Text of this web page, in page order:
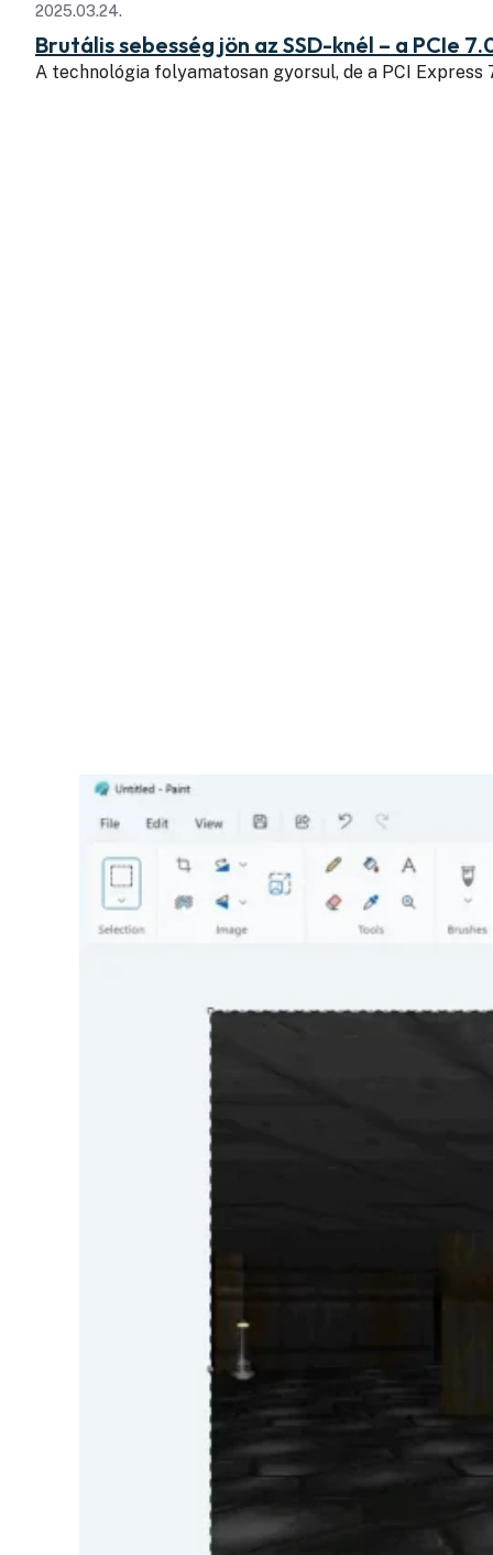
2025.03.24.
Brutális sebesség jön az SSD-knél – a PCIe
A technológia folyamatosan gyorsul, de a PCI Express